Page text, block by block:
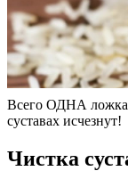
Всего ОДНА ложка
суставах исчезнут!
Чистка